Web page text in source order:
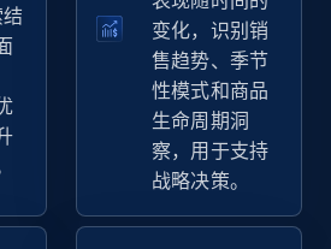
on products using
Seller name, Seller rating,
Root category, and
变化，识别销
售趋势、季节
性模式和商品
生命周期洞
察，用于支持
战略决策。